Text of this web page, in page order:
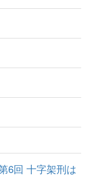
6回 十字架刑は